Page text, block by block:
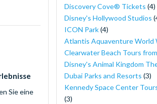
Sie eine
Discovery Cove® Tickets (4)
Disney's Hollywood Studios
ICON Park(4)
Atlantis Aquaventure World
Clearwater Beach Tours
Disney's Animal Kingdom
Dubai Parks and Resorts (3)
Kennedy Space Center
(3)